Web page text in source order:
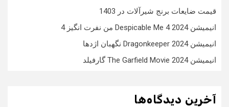
قیمت ضایعات برنج شیرآلات در 1403
انیمیشن Despicable Me 4 2024 من نفرت انگیز 4
انیمیشن Dragonkeeper 2024 نگهبان اژدها
انیمیشن The Garfield Movie 2024 گارفیلد
آخرین دیدگاه‌ها